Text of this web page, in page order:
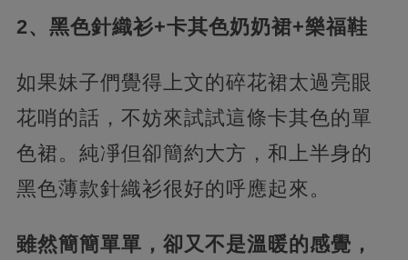
2、黑色針織衫+卡其色奶奶裙+樂福鞋
如果妹子們覺得上文的碎花裙太過亮眼
花哨的話，不妨來試試這條卡其色的單
色裙。純凈但卻簡約大方，和上半身的
黑色薄款針織衫很好的呼應起來。
雖然簡簡單單，卻又不是溫暖的感覺，